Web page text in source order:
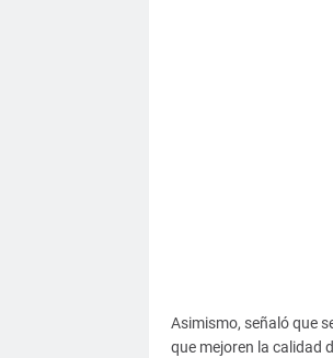
Asimismo, señaló que
que mejoren la calidad